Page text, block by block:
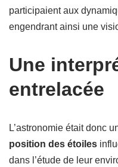
participaient aux
engendrant ainsi une
Une
entrelacée
L’astronomie était donc
position des étoiles
dans l’étude de leur